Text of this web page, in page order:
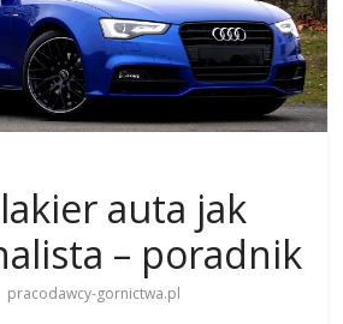
auta jak
– poradnik
pracodawcy-gornictwa.pl